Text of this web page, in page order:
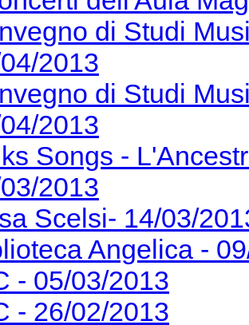
in Italia - 27/04/
dell'Aula
delle Imprese -
al Museo
dell'Aula
di Studi
2013
di Studi
2013
Songs -